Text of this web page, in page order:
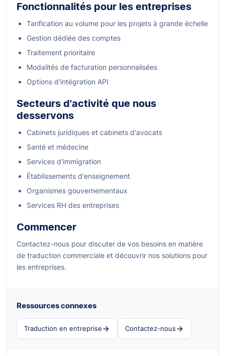
Fonctionnalités pour les entreprises
Tarification au volume pour les projets à grande échelle
Gestion dédiée des comptes
Traitement prioritaire
Modalités de facturation personnalisées
Options d'intégration API
Secteurs d'activité que nous
desservons
Cabinets juridiques et cabinets d'avocats
Santé et médecine
Services d'immigration
Établissements d'enseignement
Organismes gouvernementaux
Services RH des entreprises
Commencer
Contactez-nous pour discuter de vos besoins en matière
de traduction commerciale et découvrir nos solutions pour
les entreprises.
Ressources connexes
Traduction en entreprise Contactez-nous